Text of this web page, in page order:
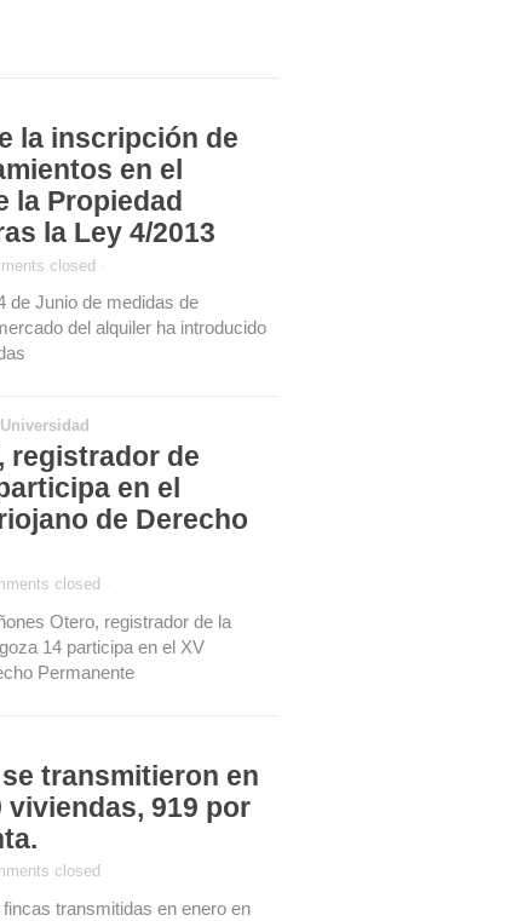
la inscripción de
en el
la Propiedad
la Ley 4/2013
closed
de Junio de medidas de
del alquiler ha introducido
Universidad
registrador de
en el
de Derecho
closed
Otero, registrador de la
14 participa en el XV
Permanente
transmitieron en
viviendas, 919 por
closed
transmitidas en enero en